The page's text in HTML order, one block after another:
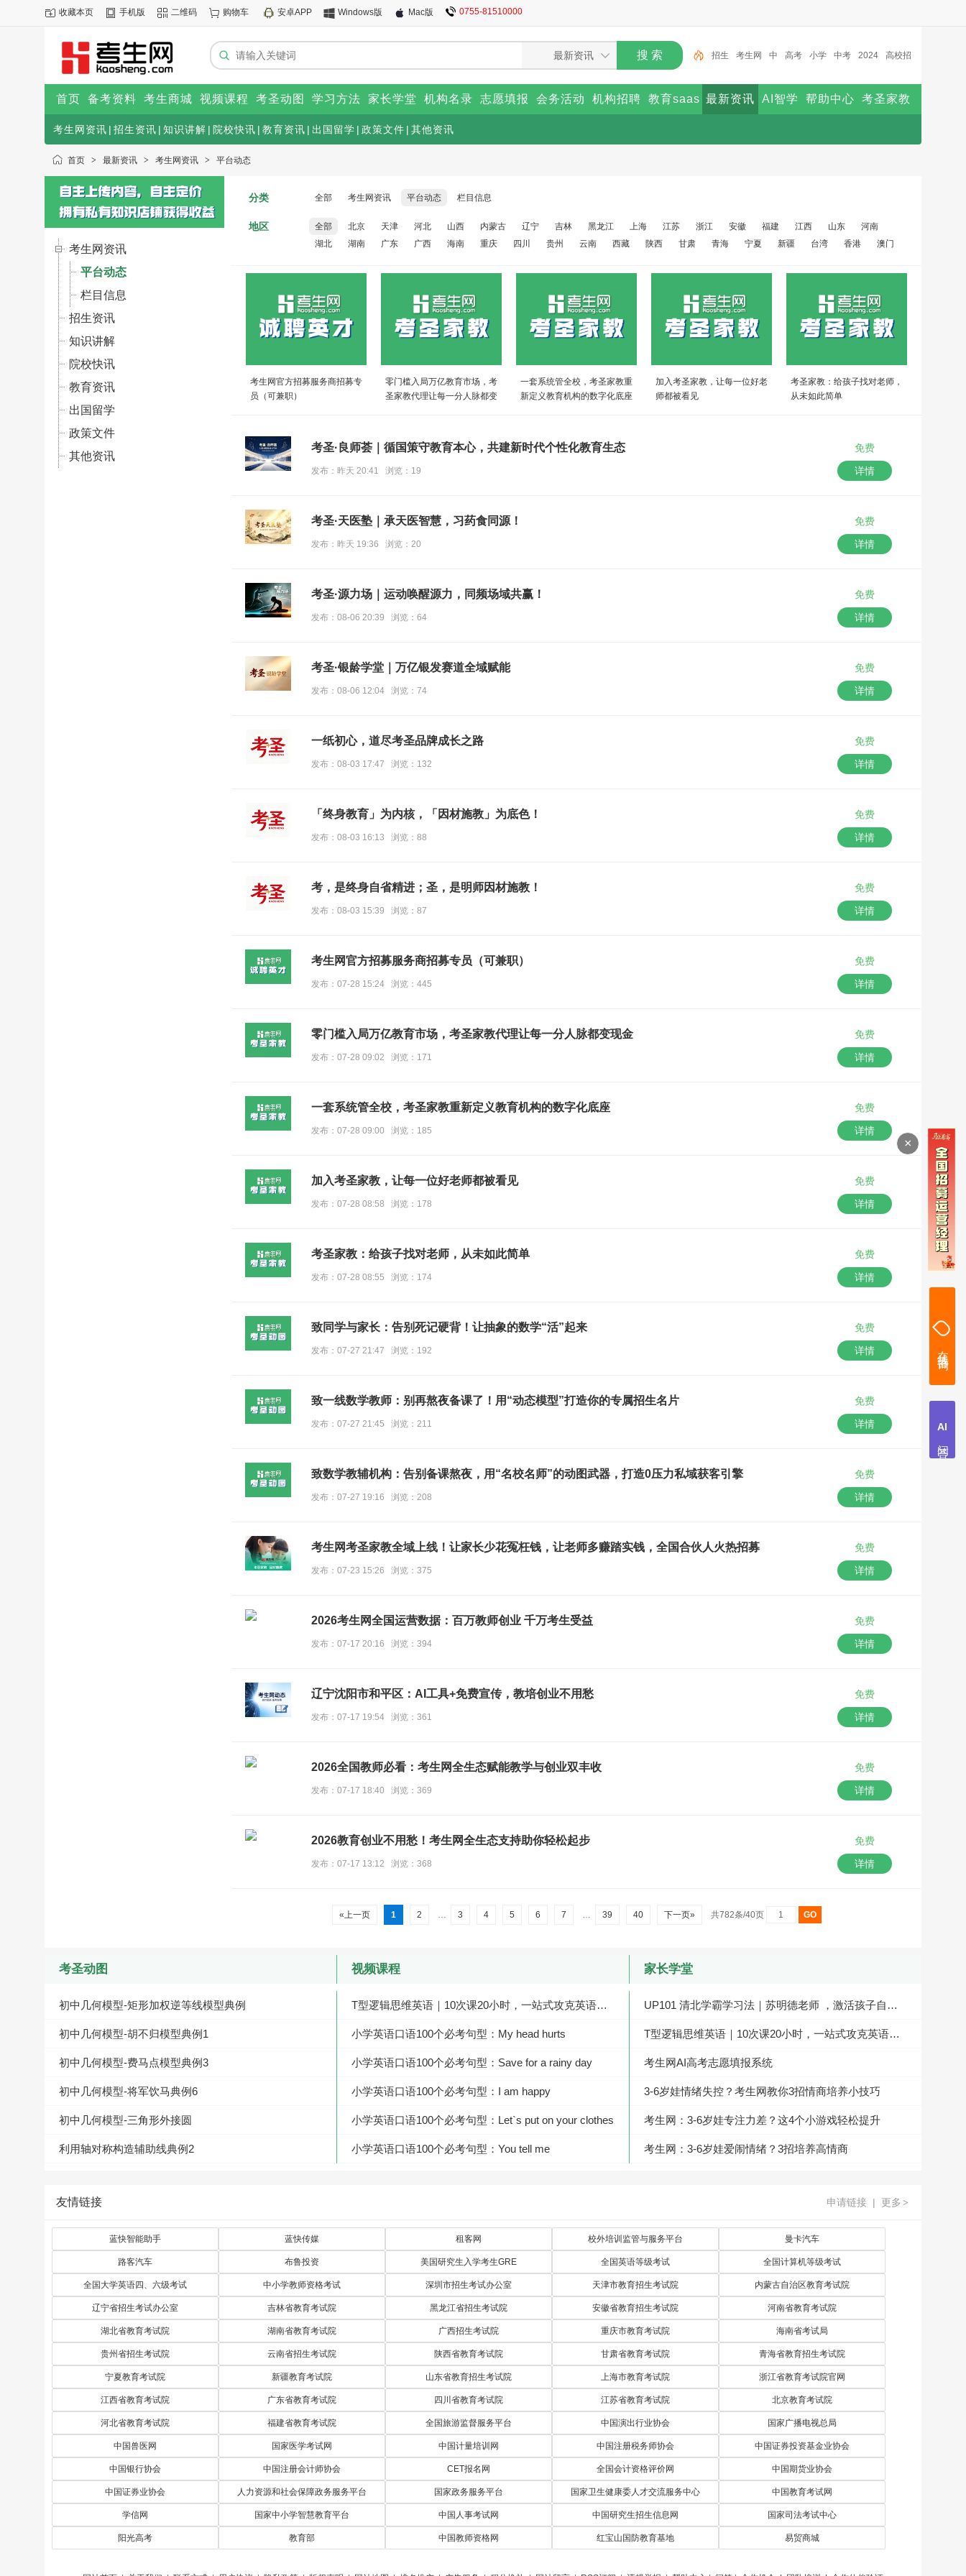
收藏本页 手机版 二维码 购物车 安卓APP Windows版 Mac版 0755-81510000
招生 考生网 中 高考 小学 中考 2024 高校招
生 北京 2025
首页 备考资料 考生商城 视频课程 考圣动图 学习方法 家长学堂 机构名录 志愿填报 会务活动 机构招聘 教育saas 最新资讯 AI智学 帮助中心 考圣家教
考生网资讯 | 招生资讯 | 知识讲解 | 院校快讯 | 教育资讯 | 出国留学 | 政策文件 | 其他资讯
首页 > 最新资讯 > 考生网资讯 > 平台动态
考生网资讯
平台动态
栏目信息
招生资讯
知识讲解
院校快讯
教育资讯
出国留学
政策文件
其他资讯
分类 全部 考生网资讯 平台动态 栏目信息
地区 全部 北京 天津 河北 山西 内蒙古 辽宁 吉林 黑龙江 上海 江苏 浙江 安徽 福建 江西 山东
河南
湖北
湖南 广东 广西 海南 重庆 四川 贵州 云南 西藏 陕西 甘肃 青海 宁夏 新疆 台湾 香港 澳门
考生网官方招募服务商招募专
员（可兼职）
零门槛入局万亿教育市场，考
圣家教代理让每一分人脉都变
一套系统管全校，考圣家教重
新定义教育机构的数字化底座
加入考圣家教，让每一位好老
师都被看见
考圣家教：给孩子找对老师，
从未如此简单
考圣·良师荟｜循国策守教育本心，共建新时代个性化教育生态
发布：昨天 20:41 浏览：19
免费
详情
考圣·天医塾｜承天医智慧，习药食同源！
发布：昨天 19:36 浏览：20
免费
详情
考圣·源力场｜运动唤醒源力，同频场域共赢！
发布：08-06 20:39 浏览：64
免费
详情
考圣·银龄学堂｜万亿银发赛道全域赋能
发布：08-06 12:04 浏览：74
免费
详情
一纸初心，道尽考圣品牌成长之路
发布：08-03 17:47 浏览：132
免费
详情
「终身教育」为内核，「因材施教」为底色！
发布：08-03 16:13 浏览：88
免费
详情
考，是终身自省精进；圣，是明师因材施教！
发布：08-03 15:39 浏览：87
免费
详情
考生网官方招募服务商招募专员（可兼职）
发布：07-28 15:24 浏览：445
免费
详情
零门槛入局万亿教育市场，考圣家教代理让每一分人脉都变现金
发布：07-28 09:02 浏览：171
免费
详情
一套系统管全校，考圣家教重新定义教育机构的数字化底座
发布：07-28 09:00 浏览：185
免费
详情
加入考圣家教，让每一位好老师都被看见
发布：07-28 08:58 浏览：178
免费
详情
考圣家教：给孩子找对老师，从未如此简单
发布：07-28 08:55 浏览：174
免费
详情
致同学与家长：告别死记硬背！让抽象的数学“活”起来
发布：07-27 21:47 浏览：192
免费
详情
致一线数学教师：别再熬夜备课了！用“动态模型”打造你的专属招生名片
发布：07-27 21:45 浏览：211
免费
详情
致数学教辅机构：告别备课熬夜，用“名校名师”的动图武器，打造0压力私域获客引擎
发布：07-27 19:16 浏览：208
免费
详情
考生网考圣家教全域上线！让家长少花冤枉钱，让老师多赚踏实钱，全国合伙人火热招募
发布：07-23 15:26 浏览：375
免费
详情
2026考生网全国运营数据：百万教师创业 千万考生受益
发布：07-17 20:16 浏览：394
免费
详情
辽宁沈阳市和平区：AI工具+免费宣传，教培创业不用愁
发布：07-17 19:54 浏览：361
免费
详情
2026全国教师必看：考生网全生态赋能教学与创业双丰收
发布：07-17 18:40 浏览：369
免费
详情
2026教育创业不用愁！考生网全生态支持助你轻松起步
发布：07-17 13:12 浏览：368
免费
详情
«上一页 1 2 … 3 4 5 6 7 … 39 40 下一页» 共782条/40页
考圣动图 视频课程 家长学堂
初中几何模型-矩形加权逆等线模型典例
初中几何模型-胡不归模型典例1
初中几何模型-费马点模型典例3
初中几何模型-将军饮马典例6
初中几何模型-三角形外接圆
利用轴对称构造辅助线典例2
与轴对称图形有关的辅助线作法例4
与轴对称图形有关的辅助线作法例3
与轴对称图形有关的辅助线作法例2
与轴对称图形有关的辅助线作法例1
与翻折有关的辅助线作法例2
与翻折有关的辅助线作法例1
与中点有关的辅助线例4
与中点有关的辅助线例3
T型逻辑思维英语｜10次课20小时，一站式攻克英语学习核心卡点
小学英语口语100个必考句型：My head hurts
小学英语口语100个必考句型：Save for a rainy day
小学英语口语100个必考句型：I am happy
小学英语口语100个必考句型：Let`s put on your clothes
小学英语口语100个必考句型：You tell me
小学英语口语100个必考句型：Time to get up
小学英语口语100个必考句型：What do you usually have for breakfast?
小学英语口语100个必考句型：Shall we get together sometime?
小学英语口语100个必考句型：Sweet dreams, my darling
小学英语口语100个必考句型：What do you like to eat?
小学英语口语100个必考句型：Dinner`s ready. Come and have dinner
小学英语口语100个必考句型：Who`s she?
UP101 清北学霸学习法｜苏明德老师 ，激活孩子自主学习力，让家长彻底省心！
T型逻辑思维英语｜10次课20小时，一站式攻克英语学习核心卡点
考生网AI高考志愿填报系统
3-6岁娃情绪失控？考生网教你3招情商培养小技巧
考生网：3-6岁娃专注力差？这4个小游戏轻松提升
考生网：3-6岁娃爱闹情绪？3招培养高情商
孩子没责任感不诚信？考生网教3-6岁家长4个实用游戏
别再用同一种方法学各科！这4招让成绩悄悄涨
别用统一方法学各科！这4招让孩子高效提分
5个学科适配技巧，让孩子提分同时瞄准理想专业
孩子成绩停滞不前？3步家校联动让提分更轻松
4步破解家校配合难题，孩子学习效率翻番
填志愿总闹矛盾？3步家校配合选对未来方向
申请链接 | 更多 >
友情链接
蓝快智能助手 蓝快传媒 租客网 校外培训监管与服务平台 曼卡汽车
路客汽车 布鲁投资 美国研究生入学考生GRE 全国英语等级考试 全国计算机等级考试
全国大学英语四、六级考试 中小学教师资格考试 深圳市招生考试办公室 天津市教育招生考试院 内蒙古自治区教育考试院
辽宁省招生考试办公室 吉林省教育考试院 黑龙江省招生考试院 安徽省教育招生考试院 河南省教育考试院
湖北省教育考试院 湖南省教育考试院 广西招生考试院 重庆市教育考试院 海南省考试局
贵州省招生考试院 云南省招生考试院 陕西省教育考试院 甘肃省教育考试院 青海省教育招生考试院
宁夏教育考试院 新疆教育考试院 山东省教育招生考试院 上海市教育考试院 浙江省教育考试院官网
江西省教育考试院 广东省教育考试院 四川省教育考试院 江苏省教育考试院 北京教育考试院
河北省教育考试院 福建省教育考试院 全国旅游监督服务平台 中国演出行业协会 国家广播电视总局
中国兽医网 国家医学考试网 中国计量培训网 中国注册税务师协会 中国证券投资基金业协会
中国银行协会 中国注册会计师协会 CET报名网 全国会计资格评价网 中国期货业协会
中国证券业协会 人力资源和社会保障政务服务平台 国家政务服务平台 国家卫生健康委人才交流服务中心 中国教育考试网
学信网 国家中小学智慧教育平台 中国人事考试网 中国研究生招生信息网 国家司法考试中心
阳光高考 教育部 中国教师资格网 红宝山国防教育基地 易贸商城
×